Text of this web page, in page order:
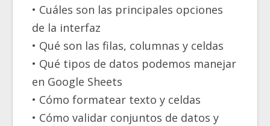
• Cuáles son las principales opciones
de la interfaz
• Qué son las filas, columnas y celdas
• Qué tipos de datos podemos manejar
en Google Sheets
• Cómo formatear texto y celdas
• Cómo validar conjuntos de datos y